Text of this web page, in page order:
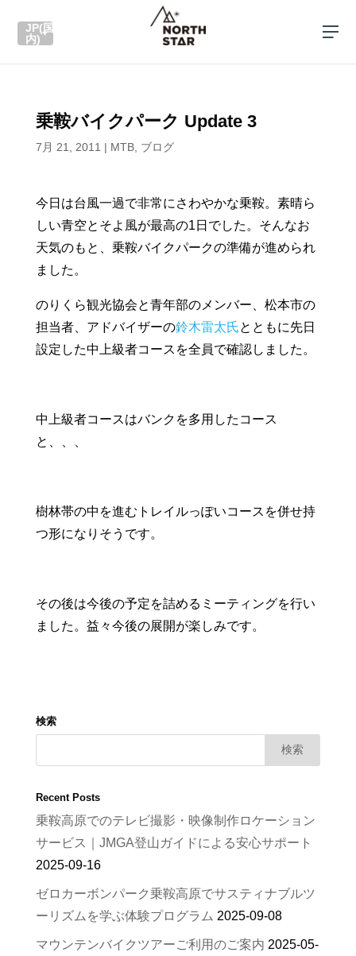
JP(国
内)
乗鞍バイクパーク Update 3
7月 21, 2011 | MTB, ブログ
今日は台風一過で非常にさわやかな乗鞍。素晴ら
しい青空とそよ風が最高の1日でした。そんなお
天気のもと、乗鞍バイクパークの準備が進められ
ました。
のりくら観光協会と青年部のメンバー、松本市の
担当者、アドバイザーの鈴木雷太氏とともに先日
設定した中上級者コースを全員で確認しました。
中上級者コースはバンクを多用したコース
と、、、
樹林帯の中を進むトレイルっぽいコースを併せ持
つ形になりそうです。
その後は今後の予定を詰めるミーティングを行い
ました。益々今後の展開が楽しみです。
検索
Recent Posts
乗鞍高原でのテレビ撮影・映像制作ロケーション
サービス｜JMGA登山ガイドによる安心サポート
2025-09-16
ゼロカーボンパーク乗鞍高原でサスティナブルツ
ーリズムを学ぶ体験プログラム 2025-09-08
マウンテンバイクツアーご利用のご案内 2025-05-